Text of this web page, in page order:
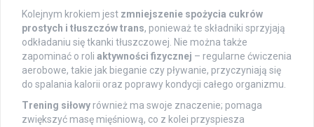
Kolejnym krokiem jest zmniejszenie spożycia cukrów
prostych i tłuszczów trans, ponieważ te składniki sprzyjają
odkładaniu się tkanki tłuszczowej. Nie można także
zapominać o roli aktywności fizycznej – regularne ćwiczenia
aerobowe, takie jak bieganie czy pływanie, przyczyniają się
do spalania kalorii oraz poprawy kondycji całego organizmu.
Trening siłowy również ma swoje znaczenie; pomaga
zwiększyć masę mięśniową, co z kolei przyspiesza